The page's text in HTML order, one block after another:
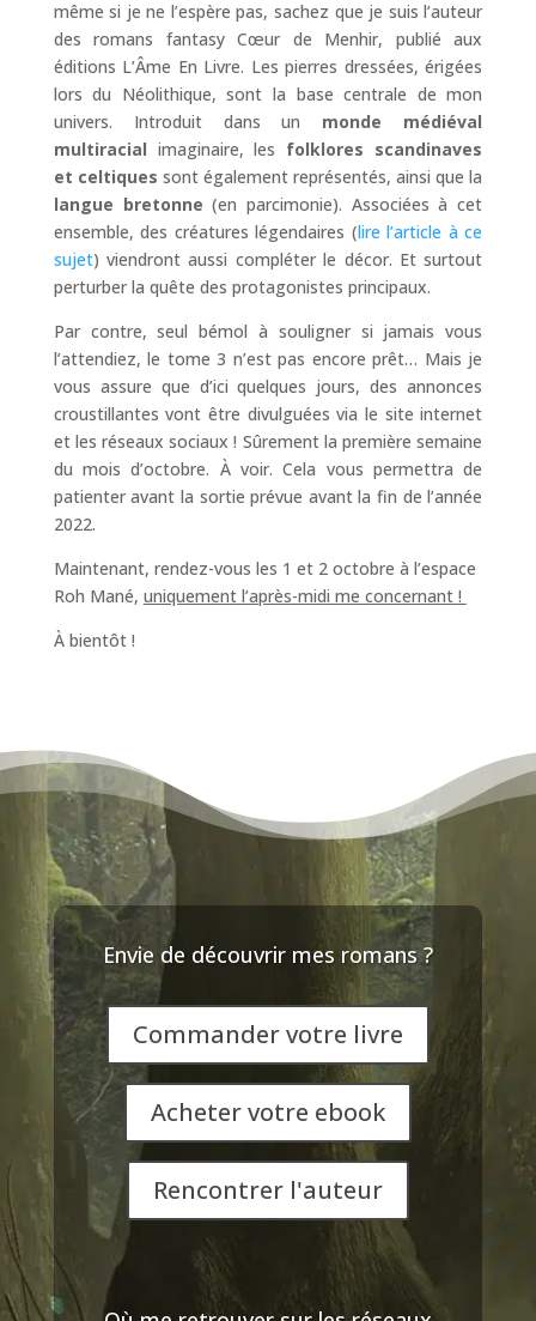
même si je ne l’espère pas, sachez que je suis l’auteur
des romans fantasy Cœur de Menhir, publié aux
éditions L’Âme En Livre. Les pierres dressées, érigées
lors du Néolithique, sont la base centrale de mon
univers. Introduit dans un monde médiéval
multiracial imaginaire, les folklores scandinaves
et celtiques sont également représentés, ainsi que la
langue bretonne (en parcimonie). Associées à cet
ensemble, des créatures légendaires (lire l’article à ce
sujet) viendront aussi compléter le décor. Et surtout
perturber la quête des protagonistes principaux.
Par contre, seul bémol à souligner si jamais vous
l’attendiez, le tome 3 n’est pas encore prêt… Mais je
vous assure que d’ici quelques jours, des annonces
croustillantes vont être divulguées via le site internet
et les réseaux sociaux ! Sûrement la première semaine
du mois d’octobre. À voir. Cela vous permettra de
patienter avant la sortie prévue avant la fin de l’année
2022.
Maintenant, rendez-vous les 1 et 2 octobre à l’espace
Roh Mané, uniquement l’après-midi me concernant !
À bientôt !
Envie de découvrir mes romans ?
Commander votre livre
Acheter votre ebook
Rencontrer l'auteur